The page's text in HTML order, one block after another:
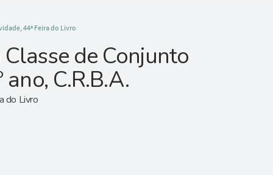
,44ª Feira do Livro
de Conjunto
C.R.B.A.
do Livro